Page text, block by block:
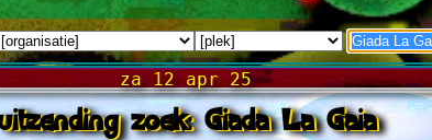
zoek: Giada La Gaia
za 12 apr 25